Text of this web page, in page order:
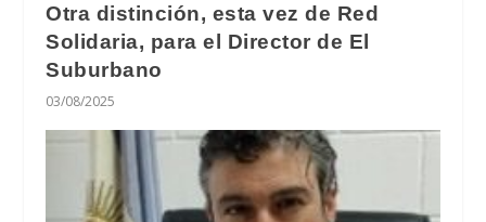
Otra distinción, esta vez de Red
Solidaria, para el Director de El
Suburbano
03/08/2025